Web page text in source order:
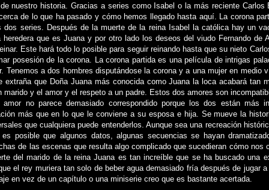
nuestro historia. Gracias a series como Isabel o la más reciente Carlos
de lo que ha pasado y cómo hemos llegado hasta aquí. La corona
dos series. Después de la muerte de la reina Isabel la católica hay un
que es Juana y por otro lado los deseos del viudo Fernando de
Este hará todo lo posible para seguir reinando hasta que su nieto
posesión de la corona. La corona partida es una película de intrigas
Tenemos a dos hombres disputándose la corona y a una mujer en medio
extraña que Doña Juana más conocida como Juana la loca acabará tan
marido y el amor y el respeto a un padre. Estos dos amores son
no parece demasiado correspondido porque los dos están más
más que en lo que le conviene a su esposa e hija. Se mueve la
que cualquiera puede entenderlos. Aunque sea una recreación
posible que algunos datos, algunas secuencias se hayan
de las escenas que resulta algo complicado que sucedieran cómo nos
del marido de la reina Juana es tan increíble que se ha buscado una
el rey muriera tan solo de beber agua demasiado fría después de jugar
en vez de un capítulo o una miniserie creo que es bastante acertada.